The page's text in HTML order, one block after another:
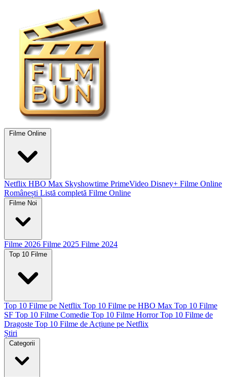
Filme Online
Netflix HBO Max Skyshowtime PrimeVideo Disney+ Filme Online
Românești Listă completă Filme Online
Filme Noi
Filme 2026 Filme 2025 Filme 2024
Top 10 Filme
Top 10 Filme pe Netflix Top 10 Filme pe HBO Max Top 10 Filme
SF Top 10 Filme Comedie Top 10 Filme Horror Top 10 Filme de
Dragoste Top 10 Filme de Acțiune pe Netflix
Știri
Categorii